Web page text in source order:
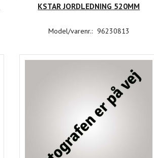
KSTAR JORDLEDNING 520MM
Model/varenr.: 96230813